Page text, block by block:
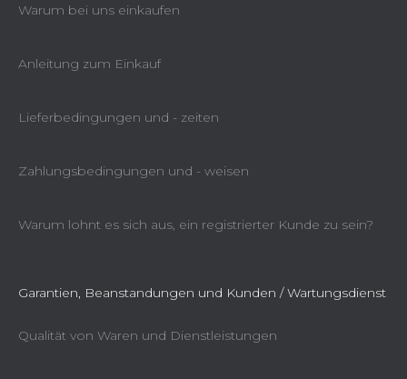
Warum bei uns einkaufen
Anleitung zum Einkauf
Lieferbedingungen und - zeiten
Zahlungsbedingungen und - weisen
Warum lohnt es sich aus, ein registrierter Kunde zu sein?
Garantien, Beanstandungen und Kunden / Wartungsdienst
Qualität von Waren und Dienstleistungen